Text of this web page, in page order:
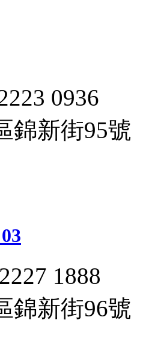
0936
錦新街95號
1888
錦新街96號